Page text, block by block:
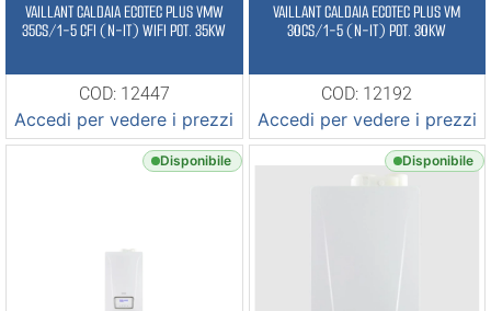
VAILLANT CALDAIA ECOTEC PLUS VMW
35CS/1-5 CFI (N-IT) WIFI POT. 35KW
COD: 12447
Accedi per vedere i prezzi
VAILLANT CALDAIA ECOTEC PLUS VM
30CS/1-5 (N-IT) POT. 30KW
COD: 12192
Accedi per vedere i prezzi
Disponibile Disponibile